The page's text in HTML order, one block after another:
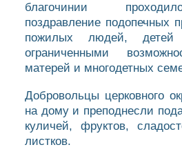
благочинии
поздравление подопечных
пожилых людей,
ограниченными
матерей и многодетных
Добровольцы церковного
на дому и преподнесли
куличей, фруктов,
листков.